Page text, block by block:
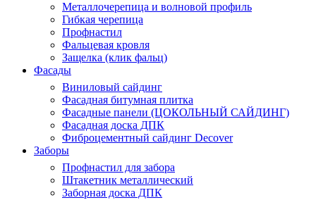
Металлочерепица и волновой профиль
Гибкая черепица
Профнастил
Фальцевая кровля
Защелка (клик фальц)
Фасады
Виниловый сайдинг
Фасадная битумная плитка
Фасадные панели (ЦОКОЛЬНЫЙ САЙДИНГ)
Фасадная доска ДПК
Фиброцементный сайдинг Decover
Заборы
Профнастил для забора
Штакетник металлический
Заборная доска ДПК